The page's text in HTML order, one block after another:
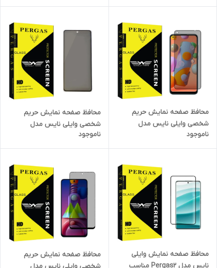
IPHONE 7 PLUSE
موبایل شیائومی Redmi Note 10
محافظ صفحه نمایش حریم
شخصی وایلی نایس مدل
موبایل سامسونگ Galaxy A11
ناموجود
محافظ صفحه نمایش حریم
شخصی وایلی نایس مدل
گوشی موبایل شیائومی Redmi
ناموجود
محافظ صفحه نمایش وایلی
نایس مدل Pergas2 مناسب
محافظ صفحه نمایش حریم